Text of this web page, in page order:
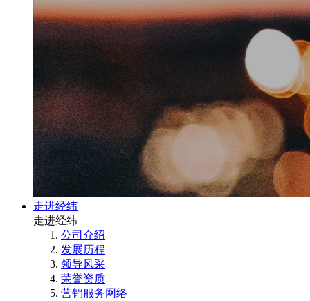
走进经纬
走进经纬
公司介绍
发展历程
领导风采
荣誉资质
营销服务网络